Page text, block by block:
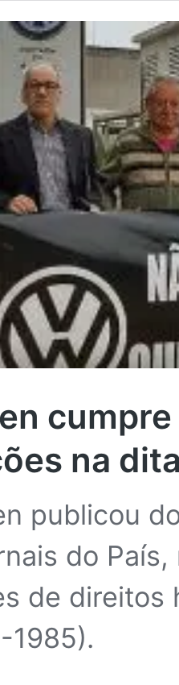
na
publicou
do
de direitos
1985).